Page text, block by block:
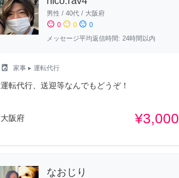
男性 / 40代 / 大阪府
sentiment_satisfied 0 sentiment_neutral 0 sentiment_dissatisfied 0
メッセージ平均返信時間: 24時間以内
local_laundry_service 家事 ▸ 運転代行
運転代行、送迎等なんでもどうぞ！
大阪府 ¥3,000
なおじり